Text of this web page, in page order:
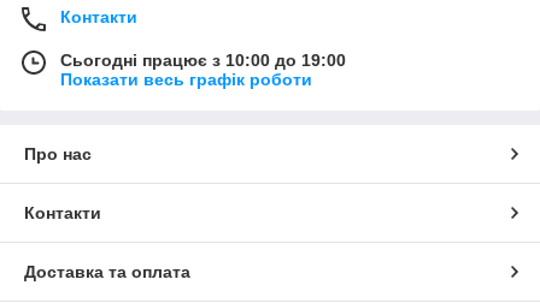
Контакти
Сьогодні працює з 10:00 до 19:00
Показати весь графік роботи
Про нас
Контакти
Доставка та оплата